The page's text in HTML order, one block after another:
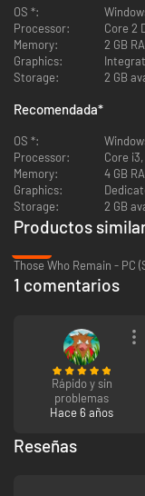
Durante el horario en
Familiarizarse con
conocer a sus
Sintracorp.
conversación,
Socializar durante
de trabajo y
Planificar su futuro
termina esta
Prevención de
distintos métodos
resuelva acertijos,
Bruja le atrape!
Puedes reservar la
"Garoad" (Compositor de
OS *:
Processor:
Core 2
Memory:
2 GB
Graphics:
Storage:
2 GB
Recomendada*
OS *:
Processor:
Core
Memory:
4 GB
Graphics:
Storage:
2 GB
Productos
Those Who Remain - PC
1 comentarios
Rápido y sin
problemas
Hace 6 años
Reseñas